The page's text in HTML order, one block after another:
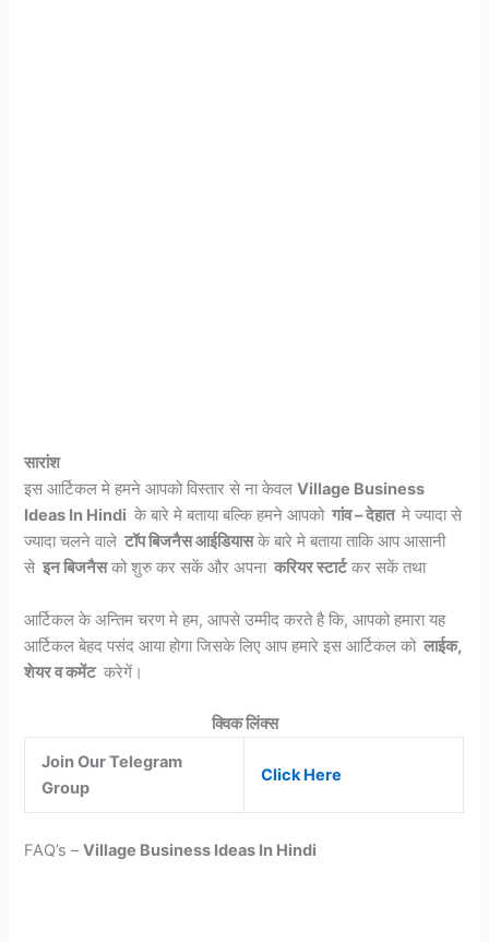
सारांश
इस आर्टिकल मे हमने आपको विस्तार से ना केवलVillage Business
Ideas In Hindi के बारे मे बताया बल्कि हमने आपको गांव – देहात मे ज्यादा से
ज्यादा चलने वाले टॉप बिजनैस आईडियासके बारे मे बताया ताकि आप आसानी
से इन बिजनैसको शुरु कर सकें और अपना करियर स्टार्टकर सकें तथा
आर्टिकल के अन्तिम चरण मे हम, आपसे उम्मीद करते है कि, आपको हमारा यह
आर्टिकल बेहद पसंद आया होगा जिसके लिए आप हमारे इस आर्टिकल को लाईक,
शेयर व कमेंट करेगें।
क्विक लिंक्स
Join Our Telegram
Group
Click Here
FAQ’s –Village Business Ideas In Hindi